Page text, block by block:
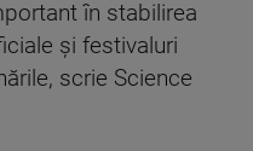
în stabilirea
și festivaluri
scrie Science